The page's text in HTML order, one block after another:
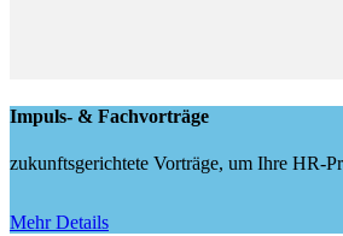
Impuls- & Fachvorträge
zukunftsgerichtete Vorträge, um Ihre HR-
Mehr Details